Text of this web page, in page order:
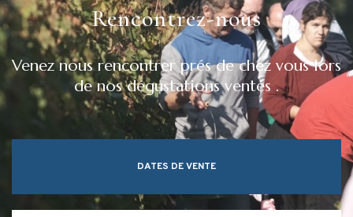
Rencontrez-nous
Venez nous rencontrer prés de chez vous lors
de nos dégustations ventes .
DATES DE VENTE